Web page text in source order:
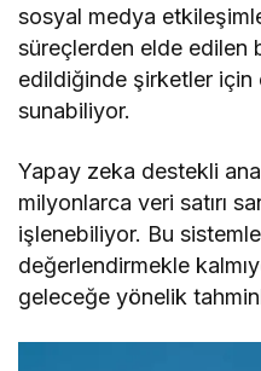
sosyal medya
süreçlerden elde edilen
edildiğinde şirketler için
sunabiliyor.
Yapay zeka destekli
milyonlarca veri satırı
işlenebiliyor. Bu
değerlendirmekle
geleceğe yönelik